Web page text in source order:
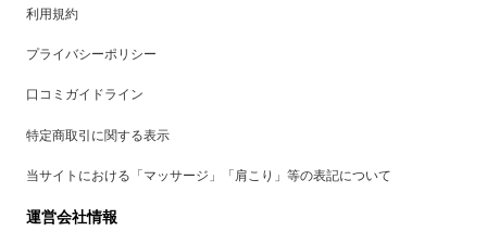
利用規約
プライバシーポリシー
口コミガイドライン
特定商取引に関する表示
当サイトにおける「マッサージ」「肩こり」等の表記について
運営会社情報